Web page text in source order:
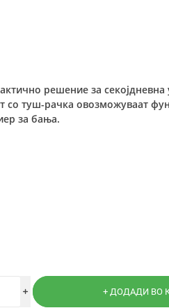
решение за
со туш-рачка овозможуваат
за бања.
i